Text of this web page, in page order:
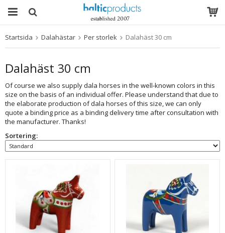
Startsida Dalahästar Per storlek Dalahäst 30 cm
Dalahäst 30 cm
Of course we also supply dala horses in the well-known colors in this
size on the basis of an individual offer. Please understand that due to
the elaborate production of dala horses of this size, we can only
quote a binding price as a binding delivery time after consultation with
the manufacturer. Thanks!
Sortering: